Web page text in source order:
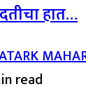
हात…
read